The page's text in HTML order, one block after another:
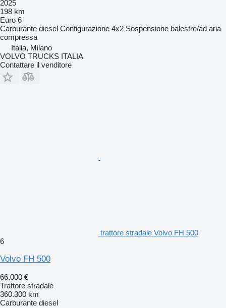
2025
198 km
Euro 6
Carburante diesel Configurazione 4x2 Sospensione balestre/ad aria
compressa
Italia, Milano
VOLVO TRUCKS ITALIA
Contattare il venditore
trattore stradale Volvo FH 500
6
Volvo FH 500
66.000 €
Trattore stradale
360.300 km
Carburante diesel